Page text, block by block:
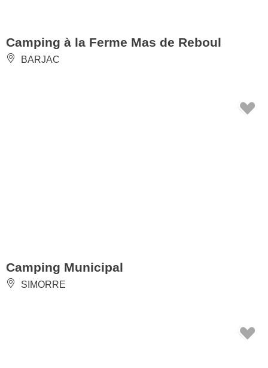
Camping à la Ferme Mas de Reboul
BARJAC
Camping Municipal
SIMORRE